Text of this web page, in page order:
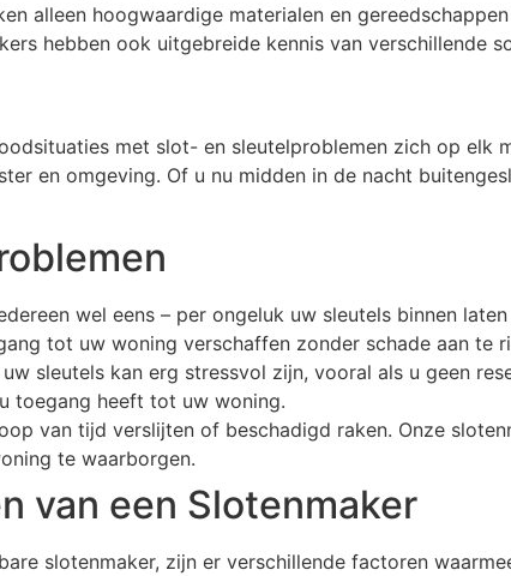
alleen hoogwaardige materialen en
hebben ook uitgebreide kennis van verschillende
met slot- en sleutelproblemen zich op elk
en omgeving. Of u nu midden in de nacht
wel eens – per ongeluk uw sleutels binnen
tot uw woning verschaffen zonder schade aan te
sleutels kan erg stressvol zijn, vooral als u geen
toegang heeft tot uw woning.
van tijd verslijten of beschadigd raken. Onze
te waarborgen.
van een Slotenmaker
slotenmaker, zijn er verschillende factoren